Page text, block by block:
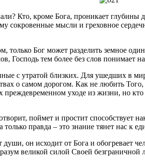
Кто, кроме Бога, проникает
сокровенные мысли и греховное
только Бог может разделить земное
тем более без слов понимает
с утратой близких. Для ушедших в
о самом дорогом. Как не любить
уходе из жизни, но кто
поймет и простит способствует
правда – это знание тянет нас к
он исходит от Бога и обогревает
великой силой Своей